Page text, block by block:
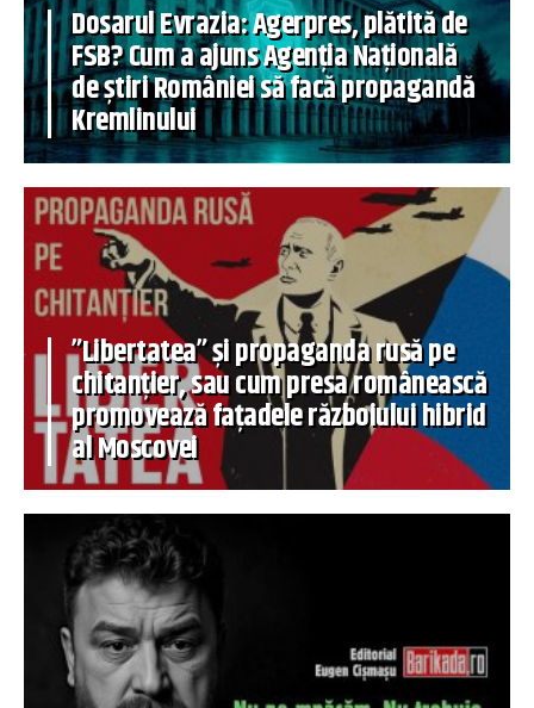
Dosarul Evrazia: Agerpres, plătită de
FSB? Cum a ajuns Agenția Națională
de știri României să facă propagandă
Kremlinului
”Libertatea” și propaganda rusă pe
chitanțier, sau cum presa românească
promovează fațadele războiului hibrid
al Moscovei